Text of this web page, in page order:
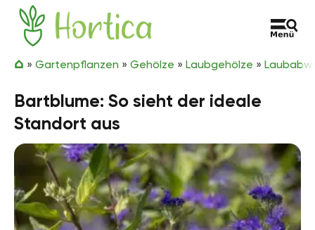
Zum Inhalt springen
Hortica
» Gartenpflanzen » Gehölze » Laubgehölze »
Bartblume: So sieht der ideale
Standort aus